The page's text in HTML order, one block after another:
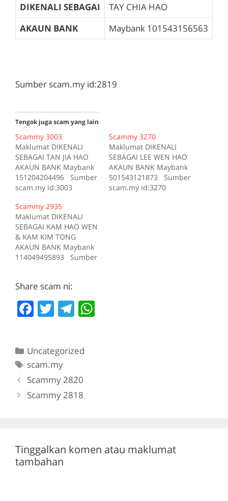
DIKENALI SEBAGAI
TAY CHIA HAO
AKAUN BANK
Maybank 101543156563
Sumber scam.my id:2819
Tengok juga scam yang lain
Scammy 3003
Maklumat DIKENALI
SEBAGAI TAN JIA HAO
AKAUN BANK Maybank
151204204496 Sumber
scam.my id:3003
Scammy 3270
Maklumat DIKENALI
SEBAGAI LEE WEN HAO
AKAUN BANK Maybank
501543121873 Sumber
scam.my id:3270
Scammy 2935
Maklumat DIKENALI
SEBAGAI KAM HAO WEN
& KAM KIM TONG
AKAUN BANK Maybank
114049495893 Sumber
Share scam ni:
F
e
b
o
T
er
T
gr
a
m
Categories
Uncategorized
Tags
scam.my
Scammy 2820
Scammy 2818
Tinggalkan komen atau maklumat
tambahan